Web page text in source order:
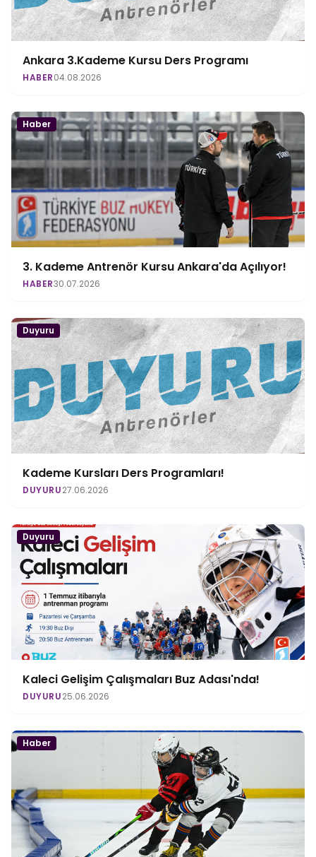
Ankara 3.Kademe Kursu Ders Programı
HABER04.08.2026
Haber
3. Kademe Antrenör Kursu Ankara'da Açılıyor!
HABER30.07.2026
Duyuru
Kademe Kursları Ders Programları!
DUYURU27.06.2026
Duyuru
Kaleci Gelişim Çalışmaları Buz Adası'nda!
DUYURU25.06.2026
Haber